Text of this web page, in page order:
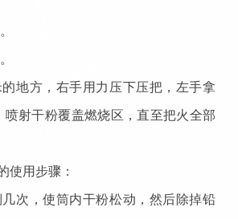
地方，右手用力压下压把，左手拿
喷射干粉覆盖燃烧区，直至把火全部
使用步骤：
次，使筒内干粉松动，然后除掉铅